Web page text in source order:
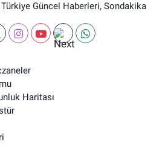
Güncel Haberleri, Sondakika
Haritası